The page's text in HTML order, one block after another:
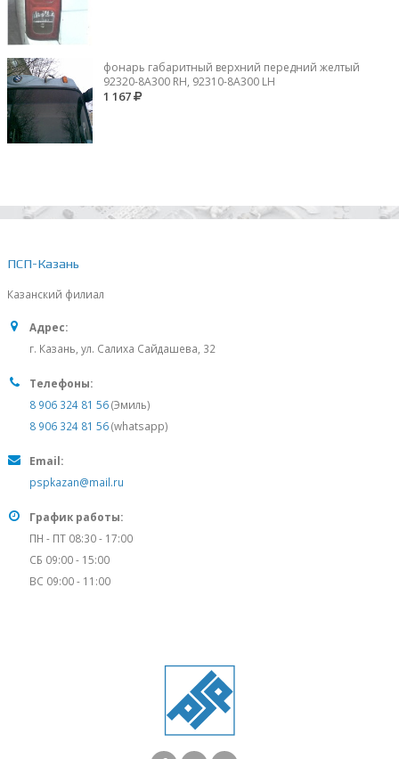
фонарь габаритный верхний передний желтый
92320-8A300 RH, 92310-8А300 LH
1 167
ПСП-Казань
Казанский филиал
Адрес:
г. Казань, ул. Салиха Сайдашева, 32
Телефоны:
8 906 324 81 56(Эмиль)
8 906 324 81 56(whatsapp)
Email:
pspkazan@mail.ru
График работы:
ПН - ПТ 08:30 - 17:00
СБ 09:00 - 15:00
ВС 09:00 - 11:00